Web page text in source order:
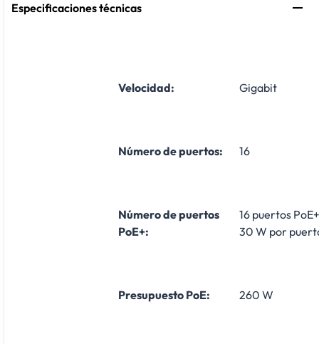
Especificaciones técnicas
Velocidad: Gigabit
Número de puertos: 16
Número de puertos
PoE+:
16 puertos
30 W por
Presupuesto PoE: 260 W